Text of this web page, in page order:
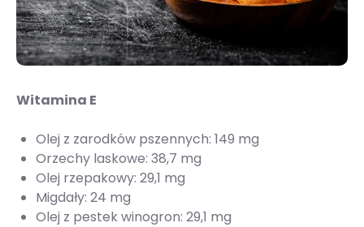
Witamina E
Olej z zarodków pszennych: 149 mg
Orzechy laskowe: 38,7 mg
Olej rzepakowy: 29,1 mg
Migdały: 24 mg
Olej z pestek winogron: 29,1 mg